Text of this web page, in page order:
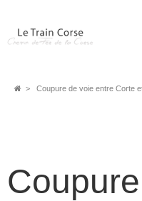
Coupure de voie entre Corte